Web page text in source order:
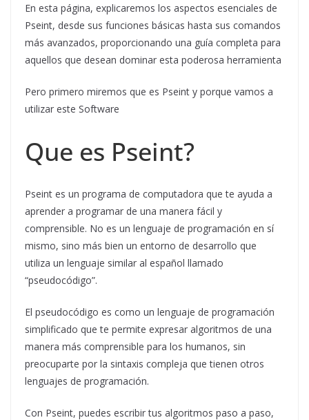
En esta página, explicaremos los aspectos esenciales de
Pseint, desde sus funciones básicas hasta sus comandos
más avanzados, proporcionando una guía completa para
aquellos que desean dominar esta poderosa herramienta
Pero primero miremos que es Pseint y porque vamos a
utilizar este Software
Que es Pseint?
Pseint es un programa de computadora que te ayuda a
aprender a programar de una manera fácil y
comprensible. No es un lenguaje de programación en sí
mismo, sino más bien un entorno de desarrollo que
utiliza un lenguaje similar al español llamado
“pseudocódigo”.
El pseudocódigo es como un lenguaje de programación
simplificado que te permite expresar algoritmos de una
manera más comprensible para los humanos, sin
preocuparte por la sintaxis compleja que tienen otros
lenguajes de programación.
Con Pseint, puedes escribir tus algoritmos paso a paso,